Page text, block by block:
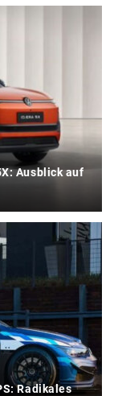
Ausblick auf
Radikales